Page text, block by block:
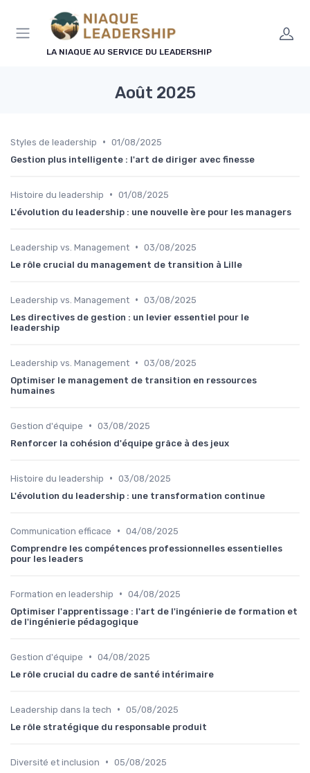
LA NIAQUE AU SERVICE DU LEADERSHIP
Août 2025
Styles de leadership • 01/08/2025
Gestion plus intelligente : l'art de diriger avec finesse
Histoire du leadership • 01/08/2025
L'évolution du leadership : une nouvelle ère pour les managers
Leadership vs. Management • 03/08/2025
Le rôle crucial du management de transition à Lille
Leadership vs. Management • 03/08/2025
Les directives de gestion : un levier essentiel pour le
leadership
Leadership vs. Management • 03/08/2025
Optimiser le management de transition en ressources
humaines
Gestion d'équipe • 03/08/2025
Renforcer la cohésion d'équipe grâce à des jeux
Histoire du leadership • 03/08/2025
L'évolution du leadership : une transformation continue
Communication efficace • 04/08/2025
Comprendre les compétences professionnelles essentielles
pour les leaders
Formation en leadership • 04/08/2025
Optimiser l'apprentissage : l'art de l'ingénierie de formation et
de l'ingénierie pédagogique
Gestion d'équipe • 04/08/2025
Le rôle crucial du cadre de santé intérimaire
Leadership dans la tech • 05/08/2025
Le rôle stratégique du responsable produit
Diversité et inclusion • 05/08/2025